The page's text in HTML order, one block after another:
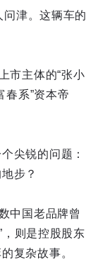
津。这辆车的
市主体的“张小
春系”资本帝
尖锐的问题：
步？
中国老品牌曾
，则是控股股东
复杂故事。